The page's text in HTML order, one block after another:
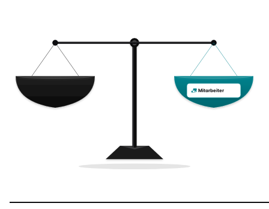
Mitarbeiter